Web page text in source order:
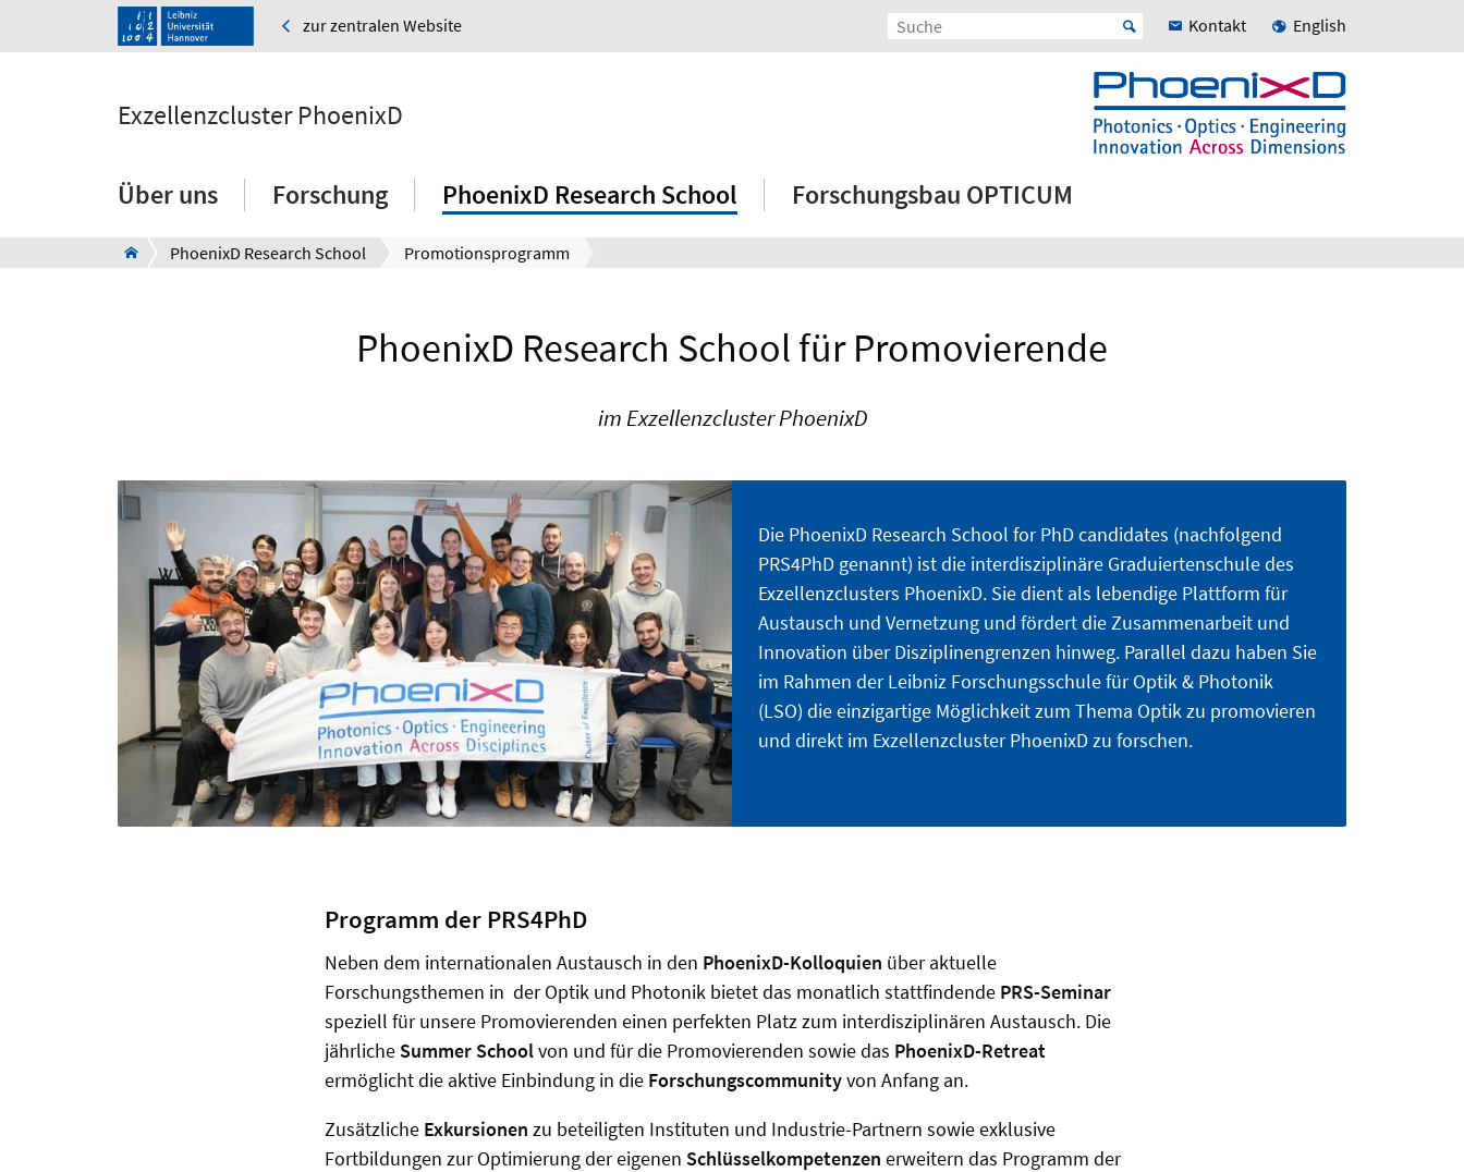
zur zentralen Website Kontakt English
Exzellenzcluster PhoenixD
Über uns Forschung PhoenixD Research School Forschungsbau OPTICUM
PhoenixD Research School Promotionsprogramm
PhoenixD Research School für Promovierende
im Exzellenzcluster PhoenixD
Die PhoenixD Research School for PhD candidates (nachfolgend
PRS4PhD genannt) ist die interdisziplinäre Graduiertenschule des
Exzellenzclusters PhoenixD. Sie dient als lebendige Plattform für
Austausch und Vernetzung und fördert die Zusammenarbeit und
Innovation über Disziplinengrenzen hinweg. Parallel dazu haben Sie
im Rahmen der Leibniz Forschungsschule für Optik & Photonik
(LSO) die einzigartige Möglichkeit zum Thema Optik zu promovieren
und direkt im Exzellenzcluster PhoenixD zu forschen.
Programm der PRS4PhD
Neben dem internationalen Austausch in den PhoenixD-Kolloquien über aktuelle
Forschungsthemen in der Optik und Photonik bietet das monatlich stattfindende PRS-Seminar
speziell für unsere Promovierenden einen perfekten Platz zum interdisziplinären Austausch. Die
jährliche Summer Schoolvon und für die Promovierenden sowie das PhoenixD-Retreat
ermöglicht die aktive Einbindung in die Forschungscommunityvon Anfang an.
Zusätzliche Exkursionen zu beteiligten Instituten und Industrie-Partnern sowie exklusive
Fortbildungen zur Optimierung der eigenen Schlüsselkompetenzen erweitern das Programm der